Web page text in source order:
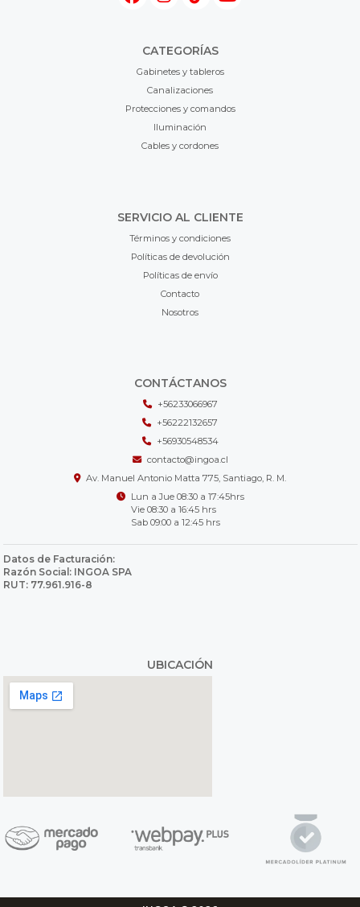
CATEGORÍAS
Gabinetes y tableros
Canalizaciones
Protecciones y comandos
Iluminación
Cables y cordones
SERVICIO AL CLIENTE
Términos y condiciones
Políticas de devolución
Políticas de envío
Contacto
Nosotros
CONTÁCTANOS
+56233066967
+56222132657
+56930548534
contacto@ingoa.cl
Av. Manuel Antonio Matta 775, Santiago, R. M.
Lun a Jue 08:30 a 17:45hrs
Vie 08:30 a 16:45 hrs
Sab 09:00 a 12:45 hrs
Datos de Facturación:
Razón Social: INGOA SPA
RUT: 77.961.916-8
UBICACIÓN